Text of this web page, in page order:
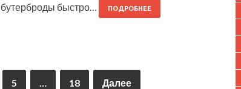
бутерброды быстро…
ПОДРОБНЕЕ
5 … 18 Далее